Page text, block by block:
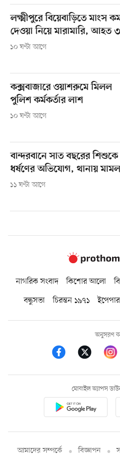
লক্ষ্মীপুরে বিয়েবাড়িতে মাংস
দেওয়া নিয়ে মারামারি, আহত ৩
১০ ঘণ্টা আগে
কক্সবাজারে ওয়াশরুমে মিলল
পুলিশ কর্মকর্তার লাশ
১০ ঘণ্টা আগে
বান্দরবানে সাত বছরের শিশুকে
ধর্ষণের অভিযোগ, থানায়
১১ ঘণ্টা আগে
নাগরিক সংবাদ কিশোর আলো
বন্ধুসভা
চিরন্তন ১৯৭১ ইপেপার
অনুসরণ
মোবাইল অ্যাপস
আমাদের সম্পর্কে বিজ্ঞাপন